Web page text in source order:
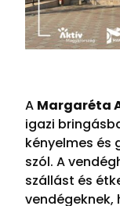
A Margaréta
igazi
kényelmes
szól. A
szállást és
vendégeknek,